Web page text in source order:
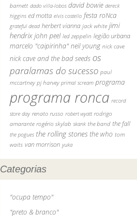
barnett dado villa-lobos david bowie dereck
higgins ed motta elvis costello festa roNca
grateful dead herbert vianna jack white jimi
hendrix john peel led zeppelin legião urbana
marcelo "caipirinha" neil young nick cave
nick cave and the bad seeds os
paralamas do sucesso paul
mccartney pj harvey primal scream programa
programa ronca record
store day renato russo robert wyatt rodrigo
amarante rogério skylab skank the band the fall
the pogues the rolling stones the who tom
waits van morrison yuka
Categorias
"ocupa tempo"
"preto & branco"